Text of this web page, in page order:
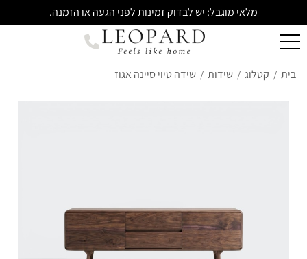
מלאי מוגבל: יש לבדוק זמינות לפני הגעה או הזמנה.
בית / קטלוג / שידות / שידה טיוי סיינה אגוז